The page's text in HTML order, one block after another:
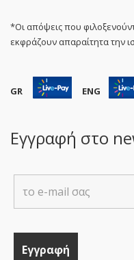
*Οι απόψεις που
εκφράζουν απαραίτητα την
GR ENG
Εγγραφή στο